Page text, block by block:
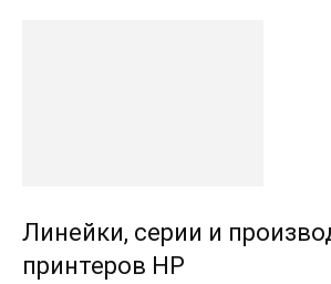
Линейки, серии и
принтеров HP